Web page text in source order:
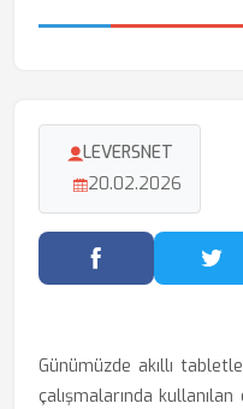
LEVERSNET
20.02.2026
Facebook'ta
Günümüzde akıllı
çalışmalarında